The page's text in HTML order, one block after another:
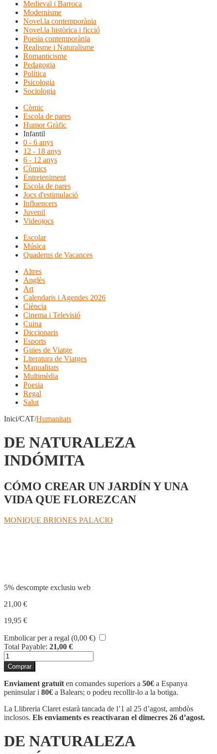
Medieval i Barroca
Modernisme
Novel.la contemporània
Novel.la històrica i ficció
Poesia contemporània
Realisme i Naturalisme
Romanticisme
Pedagogia
Política
Psicologia
Sociologia
Còmic
Escola de pares
Humor Gràfic
Infantil
0 - 6 anys
12 - 18 anys
6 - 12 anys
Còmics
Entreteniment
Escola de pares
Jocs d'estimulació
Influencers
Juvenil
Videojocs
Escolar
Música
Quaderns de Vacances
Altres
Anglès
Art
Calendaris i Agendes 2026
Ciència
Cinema i Televisió
Cuina
Diccionaris
Esports
Guies de Viatge
Literatura de Viatges
Manualitats
Multimèdia
Poesia
Regal
Salut
Inici/CAT/Humanitats
DE NATURALEZA
INDÓMITA
CÓMO CREAR UN JARDÍN Y UNA
VIDA QUE FLOREZCAN
MONIQUE BRIONES PALACIO
5% descompte exclusiu web
21,00 €
19,95 €
Embolicar per a regal (0,00 €)
Total Payable: 21,00 €
quantitat
de
DE
NATURALEZA
INDÓMITA
Comprar
Enviament gratuït en comandes superiors a 50€ a Espanya
peninsular i 80€ a Balears; o podeu recollir-lo a la botiga.
La Llibreria Claret estarà tancada de l’1 al 25 d’agost, ambdòs
inclosos. Els enviaments es reactivaran el dimecres 26 d’agost.
DE NATURALEZA